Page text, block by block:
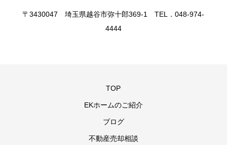
〒3430047 埼玉県越谷市弥十郎369-1 TEL．048-974-
4444
TOP
EKホームのご紹介
ブログ
不動産売却相談